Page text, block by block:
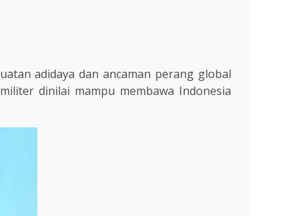
adidaya dan ancaman perang global
dinilai mampu membawa Indonesia